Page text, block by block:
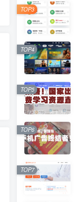
TOP3
TOP4
TOP5
TOP6
TOP7